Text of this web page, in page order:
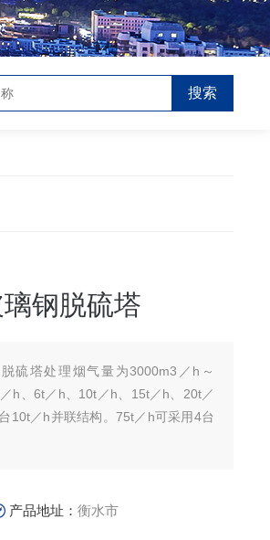
钢脱硫塔
硫塔处理烟气量为3000m3／h～
h、6t／h、10t／h、15t／h、20t／
10t／h并联结构。75t／h可采用4台
产品地址：衡水市